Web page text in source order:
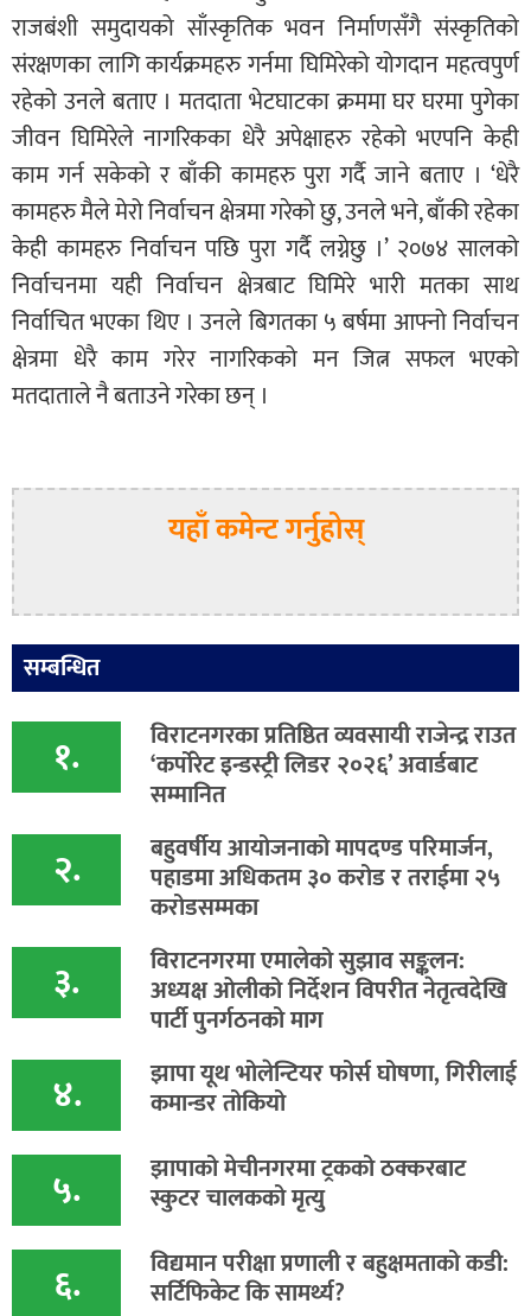
राजबंशी समुदायको साँस्कृतिक भवन निर्माणसँगै संस्कृतिको
संरक्षणका लागि कार्यक्रमहरु गर्नमा घिमिरेको योगदान महत्वपुर्ण
रहेको उनले बताए । मतदाता भेटघाटका क्रममा घर घरमा पुगेका
जीवन घिमिरेले नागरिकका धेरै अपेक्षाहरु रहेको भएपनि केही
काम गर्न सकेको र बाँकी कामहरु पुरा गर्दै जाने बताए । ‘धेरै
कामहरु मैले मेरो निर्वाचन क्षेत्रमा गरेको छु, उनले भने, बाँकी रहेका
केही कामहरु निर्वाचन पछि पुरा गर्दै लग्नेछु ।’ २०७४ सालको
निर्वाचनमा यही निर्वाचन क्षेत्रबाट घिमिरे भारी मतका साथ
निर्वाचित भएका थिए । उनले बिगतका ५ बर्षमा आफ्नो निर्वाचन
क्षेत्रमा धेरै काम गरेर नागरिकको मन जित्न सफल भएको
मतदाताले नै बताउने गरेका छन् ।
यहाँ कमेन्ट गर्नुहोस्
सम्बन्धित
१. विराटनगरका प्रतिष्ठित व्यवसायी राजेन्द्र राउत
‘कर्पोरेट इन्डस्ट्री लिडर २०२६’ अवार्डबाट
सम्मानित
२. बहुवर्षीय आयोजनाको मापदण्ड परिमार्जन,
पहाडमा अधिकतम ३० करोड र तराईमा २५
करोडसम्मका
३. विराटनगरमा एमालेको सुझाव सङ्कलन:
अध्यक्ष ओलीको निर्देशन विपरीत नेतृत्वदेखि
पार्टी पुनर्गठनको माग
४. झापा यूथ भोलेन्टियर फोर्स घोषणा, गिरीलाई
कमान्डर तोकियो
५. ​झापाको मेचीनगरमा ट्रकको ठक्करबाट
स्कुटर चालकको मृत्यु
६. विद्यमान परीक्षा प्रणाली र बहुक्षमताको कडी:
सर्टिफिकेट कि सामर्थ्य?